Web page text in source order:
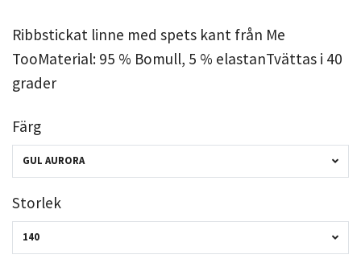
Ribbstickat linne med spets kant från Me
TooMaterial: 95 % Bomull, 5 % elastanTvättas i 40
grader
Färg
GUL AURORA
Storlek
140